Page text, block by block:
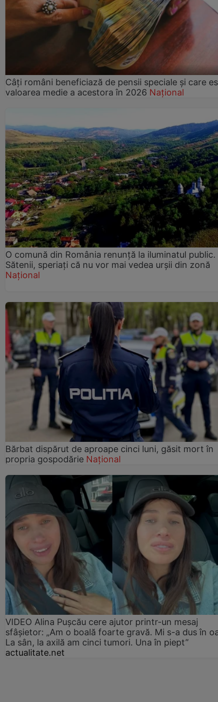
Câți români beneficiază de pensii speciale și care
valoarea medie a acestora în 2026 Național
O comună din România renunță la iluminatul public.
Sătenii, speriați că nu vor mai vedea urșii din zonă
Național
Bărbat dispărut de aproape cinci luni, găsit mort în
propria gospodărie Național
VIDEO Alina Pușcău cere ajutor printr-un mesaj
sfâșietor: „Am o boală foarte gravă. Mi s-a dus în
La sân, la axilă am cinci tumori. Una în piept”
actualitate.net